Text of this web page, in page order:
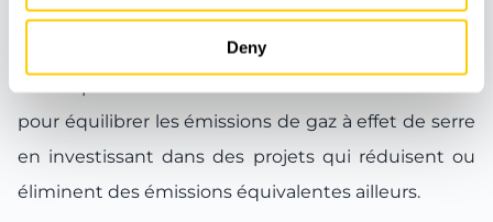
Deny
Zéro émission de CO2
pour équilibrer les émissions de gaz à effet de serre
en investissant dans des projets qui réduisent ou
éliminent des émissions équivalentes ailleurs.